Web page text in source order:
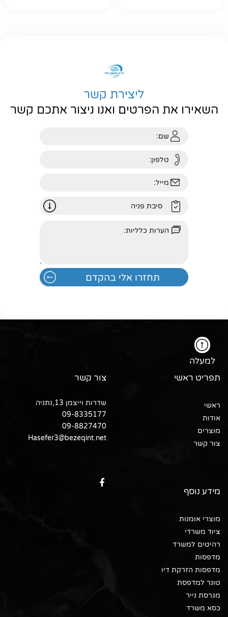
ליצירת קשר
השאירו את הפרטים ואנו ניצור אתכם קשר
למעלה
תפריט ראשי
ראשי
אודות
מוצרים
צור קשר
מידע נוסף
מוצרי אומנות
ציוד משרדי
רהיטים למשרד
מדפסות
מדפסות הזרקת דיו
טונר למדפסת
מגרסת נייר
כסא משרד
צור קשר
שדרות וייצמן 13,נתניה
09-8335177
09-8827470
Hasefer3@bezeqint.net